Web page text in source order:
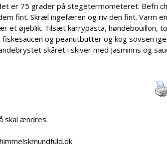
er 75 grader på stegetermometeret. Befri
fint. Skræl ingefæren og riv den fint. Varm
et øjeblik. Tilsæt karrypasta, høndebouillon,
og peanutbutter og kog sovsen
skåret i skiver med Jasminris og
skal ændres.